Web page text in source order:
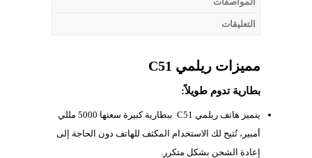
التعليقات
مميزات ريلمي C51
بطارية تدوم طويلاً:
يتميز هاتف ريلمي C51 ببطارية كبيرة سعتها 5000 مللي
أمبير، تُتيح لك الاستخدام المكثف للهاتف دون الحاجة إلى
إعادة الشحن بشكل متكرر.